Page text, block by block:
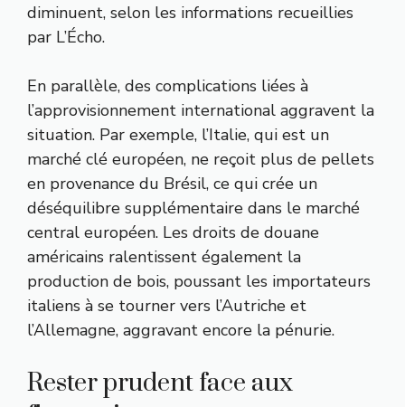
diminuent, selon les informations recueillies
par L’Écho.
En parallèle, des complications liées à
l’approvisionnement international aggravent la
situation. Par exemple, l’Italie, qui est un
marché clé européen, ne reçoit plus de pellets
en provenance du Brésil, ce qui crée un
déséquilibre supplémentaire dans le marché
central européen. Les droits de douane
américains ralentissent également la
production de bois, poussant les importateurs
italiens à se tourner vers l’Autriche et
l’Allemagne, aggravant encore la pénurie.
Rester prudent face aux